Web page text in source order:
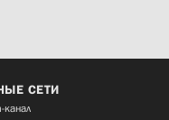
СЕТИ
канал